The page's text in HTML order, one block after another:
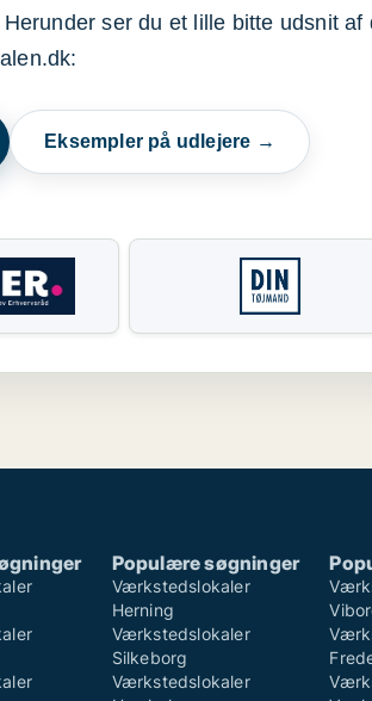
ser du et lille bitte udsnit af
Eksempler på udlejere →
Populære søgninger
Værkstedslokaler
Herning
Værkstedslokaler
Silkeborg
Værkstedslokaler